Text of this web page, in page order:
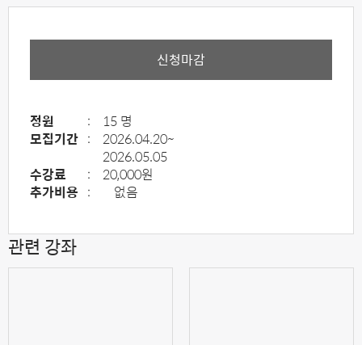
신청마감
정원 :
15 명
모집기간 :
2026.04.20~
2026.05.05
수강료
:
20,000원
추가비용 : 없음
관련 강좌